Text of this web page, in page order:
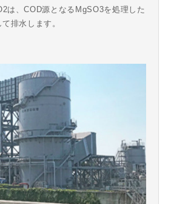
は、COD源となるMgSO3を処理した
排水します。